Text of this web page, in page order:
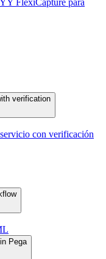
FlexiCapture para
verification
con verificación
Pega